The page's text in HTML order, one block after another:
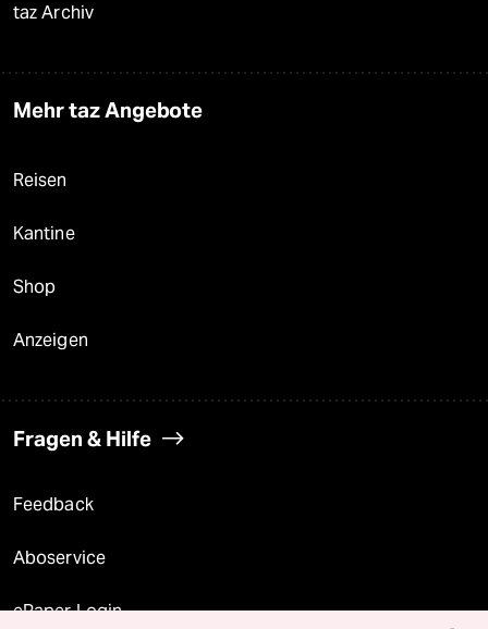
taz Archiv
Mehr taz Angebote
Reisen
Kantine
Shop
Anzeigen
Fragen & Hilfe
Feedback
Aboservice
ePaper Login